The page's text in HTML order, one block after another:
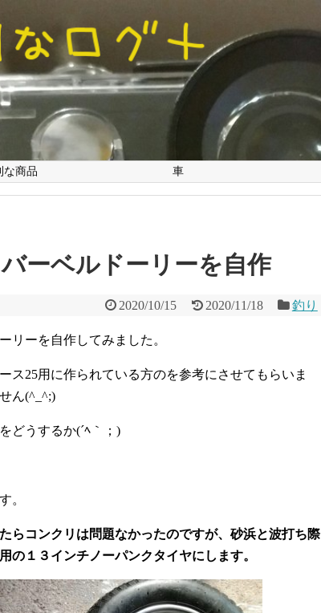
な商品 車
ーベルドーリーを自作
2020/10/15 2020/11/18 釣り
リーを自作してみました。
ス25用に作られている方のを参考にさせてもらいま
ん(^_^;)
どうするか(´ﾍ｀；)
。
らコンクリは問題なかったのですが、砂浜と波打ち際
の１３インチノーパンクタイヤにします。